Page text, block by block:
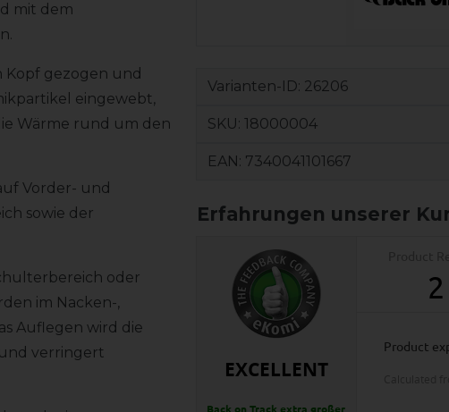
mit dem
Kopf gezogen und
eingewebt,
Wärme rund um den
Vorder- und
sowie der
oder
im Nacken-,
Auflegen wird die
verringert
Varianten-ID: 26206
SKU: 18000004
EAN: 7340041101667
EXCELLENT
Back on Track extra großer
2
product